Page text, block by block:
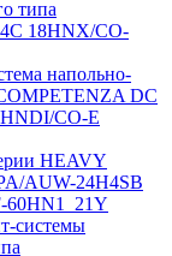
типа
18HNX/CO-
напольно-
DC
CO-E
HEAVY
AUW-24H4SB
системы